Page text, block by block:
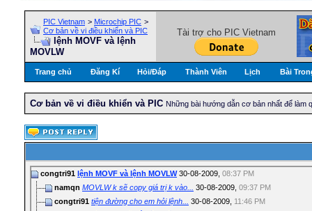
PIC Vietnam > Microchip PIC >
Cơ bản về vi điều khiển và PIC
lệnh MOVF và lệnh
MOVLW
Tài trợ cho PIC Vietnam
Trang chủ Đăng Kí Hỏi/Ðáp Thành Viên Lịch Bài
Cơ bản về vi điều khiển và PIC Những bài hướng dẫn cơ bản nhất để làm
congtri91 lệnh MOVF và lệnh MOVLW30-08-2009, 08:37 PM
namqn MOVLW k sẽ copy giá trị k vào... 30-08-2009, 09:37 PM
congtri91 tiện đường cho em hỏi lệnh... 30-08-2009, 11:46 PM